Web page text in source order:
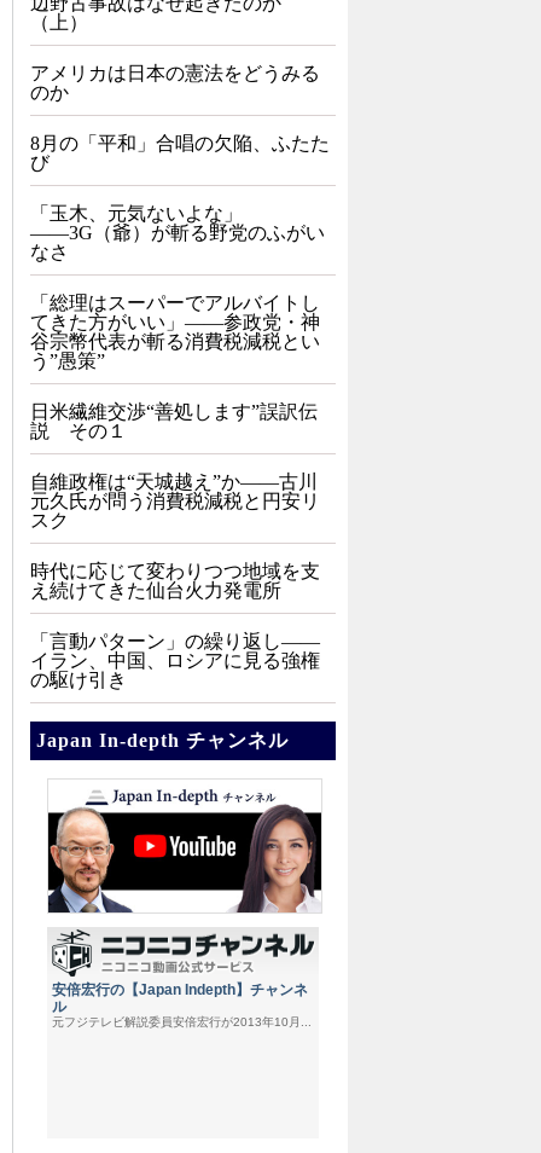
（上）
アメリカは日本の憲法をどうみる
のか
8月の「平和」合唱の欠陥、ふたた
び
「玉木、元気ないよな」
――3G（爺）が斬る野党のふがい
なさ
「総理はスーパーでアルバイトし
てきた方がいい」――参政党・神
谷宗幣代表が斬る消費税減税とい
う”愚策”
日米繊維交渉“善処します”誤訳伝
説 その１
自維政権は“天城越え”か――古川
元久氏が問う消費税減税と円安リ
スク
時代に応じて変わりつつ地域を支
え続けてきた仙台火力発電所
「言動パターン」の繰り返し――
イラン、中国、ロシアに見る強権
の駆け引き
Japan In-depth チャンネル